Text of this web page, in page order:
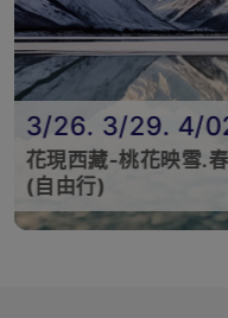
3/26. 3/29. 4/
花現西藏-桃花映雪.
(自由行)